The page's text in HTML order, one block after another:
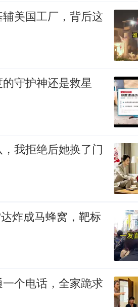
美国工厂，背后这
守护神还是救星
我拒绝后她换了门
炸成马蜂窝，靶标
个电话，全家跪求